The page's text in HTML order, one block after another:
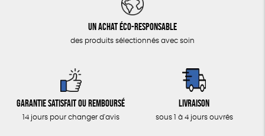
Un achat éco-responsable
des produits sélectionnés avec soin
Garantie satisfait ou remboursé
14 jours pour changer d'avis
Livraison
sous 1 à 4 jours ouvrés